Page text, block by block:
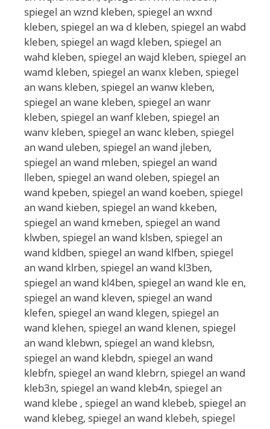
spiegel an wznd kleben, spiegel an wxnd
kleben, spiegel an wa d kleben, spiegel an wabd
kleben, spiegel an wagd kleben, spiegel an
wahd kleben, spiegel an wajd kleben, spiegel an
wamd kleben, spiegel an wanx kleben, spiegel
an wans kleben, spiegel an wanw kleben,
spiegel an wane kleben, spiegel an wanr
kleben, spiegel an wanf kleben, spiegel an
wanv kleben, spiegel an wanc kleben, spiegel
an wand uleben, spiegel an wand jleben,
spiegel an wand mleben, spiegel an wand
lleben, spiegel an wand oleben, spiegel an
wand kpeben, spiegel an wand koeben, spiegel
an wand kieben, spiegel an wand kkeben,
spiegel an wand kmeben, spiegel an wand
klwben, spiegel an wand klsben, spiegel an
wand kldben, spiegel an wand klfben, spiegel
an wand klrben, spiegel an wand kl3ben,
spiegel an wand kl4ben, spiegel an wand kle en,
spiegel an wand kleven, spiegel an wand
klefen, spiegel an wand klegen, spiegel an
wand klehen, spiegel an wand klenen, spiegel
an wand klebwn, spiegel an wand klebsn,
spiegel an wand klebdn, spiegel an wand
klebfn, spiegel an wand klebrn, spiegel an wand
kleb3n, spiegel an wand kleb4n, spiegel an
wand klebe , spiegel an wand klebeb, spiegel an
wand klebeg, spiegel an wand klebeh, spiegel